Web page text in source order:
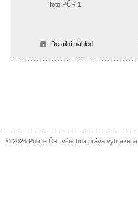
foto PČR 1
Detailní náhled
© 2026 Policie ČR, všechna práva vyhrazena